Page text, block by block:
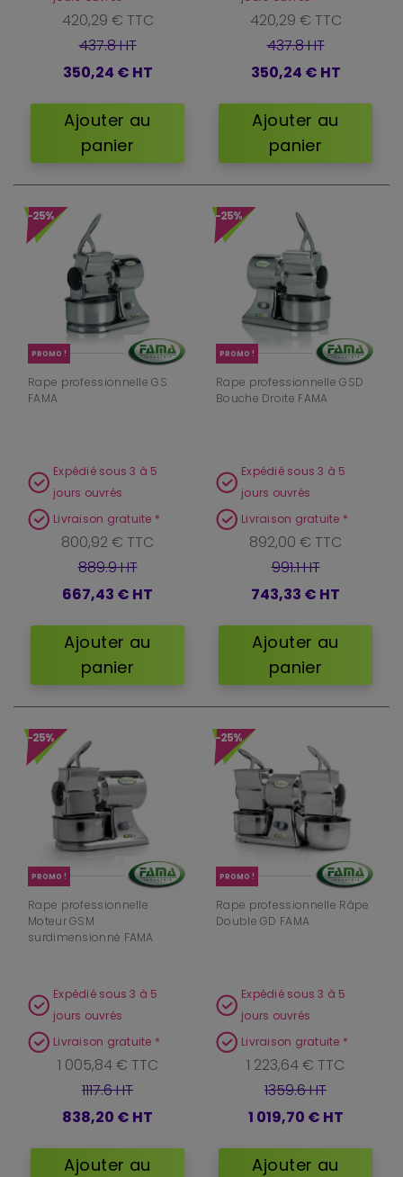
420,29 € TTC
437.8 HT
350,24 € HT
Ajouter au
panier
420,29 € TTC
437.8 HT
350,24 € HT
Ajouter au
panier
-25%
PROMO !
Rape professionnelle GS
FAMA
Expédié sous 3 à 5
jours ouvrés
Livraison gratuite *
800,92 € TTC
889.9 HT
667,43 € HT
Ajouter au
panier
-25%
PROMO !
Rape professionnelle GSD
Bouche Droite FAMA
Expédié sous 3 à 5
jours ouvrés
Livraison gratuite *
892,00 € TTC
991.1 HT
743,33 € HT
Ajouter au
panier
-25%
PROMO !
Rape professionnelle
Moteur GSM
surdimensionné FAMA
Expédié sous 3 à 5
jours ouvrés
Livraison gratuite *
1 005,84 € TTC
1117.6 HT
838,20 € HT
Ajouter au
-25%
PROMO !
Rape professionnelle Râpe
Double GD FAMA
Expédié sous 3 à 5
jours ouvrés
Livraison gratuite *
1 223,64 € TTC
1359.6 HT
1 019,70 € HT
Ajouter au